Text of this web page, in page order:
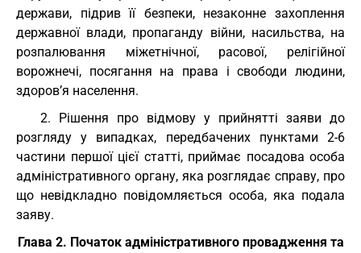
держави, підрив її безпеки, незаконне захоплення
державної влади, пропаганду війни, насильства, на
розпалювання міжетнічної, расової, релігійної
ворожнечі, посягання на права і свободи людини,
здоров’я населення.
2. Рішення про відмову у прийнятті заяви до
розгляду у випадках, передбачених пунктами 2-6
частини першої цієї статті, приймає посадова особа
адміністративного органу, яка розглядає справу, про
що невідкладно повідомляється особа, яка подала
заяву.
Глава 2. Початок адміністративного провадження та